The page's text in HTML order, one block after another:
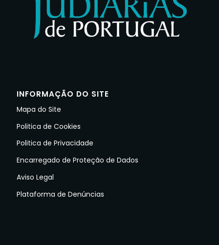
INFORMAÇÃO DO SITE
Mapa do Site
Politica de Cookies
Politica de Privacidade
Encarregado de Proteção de Dados
Aviso Legal
Plataforma de Denúncias